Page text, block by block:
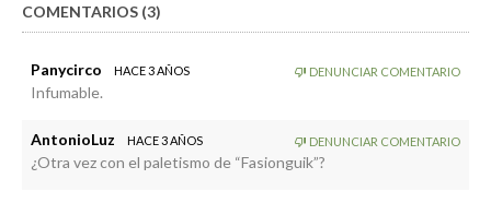
COMENTARIOS (3)
Panycirco HACE 3 AÑOS DENUNCIAR COMENTARIO
Infumable.
AntonioLuz HACE 3 AÑOS DENUNCIAR COMENTARIO
¿Otra vez con el paletismo de “Fasionguik”?